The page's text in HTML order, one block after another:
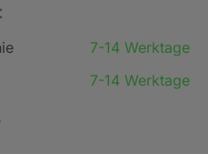
7-14 Werktage
7-14 Werktage